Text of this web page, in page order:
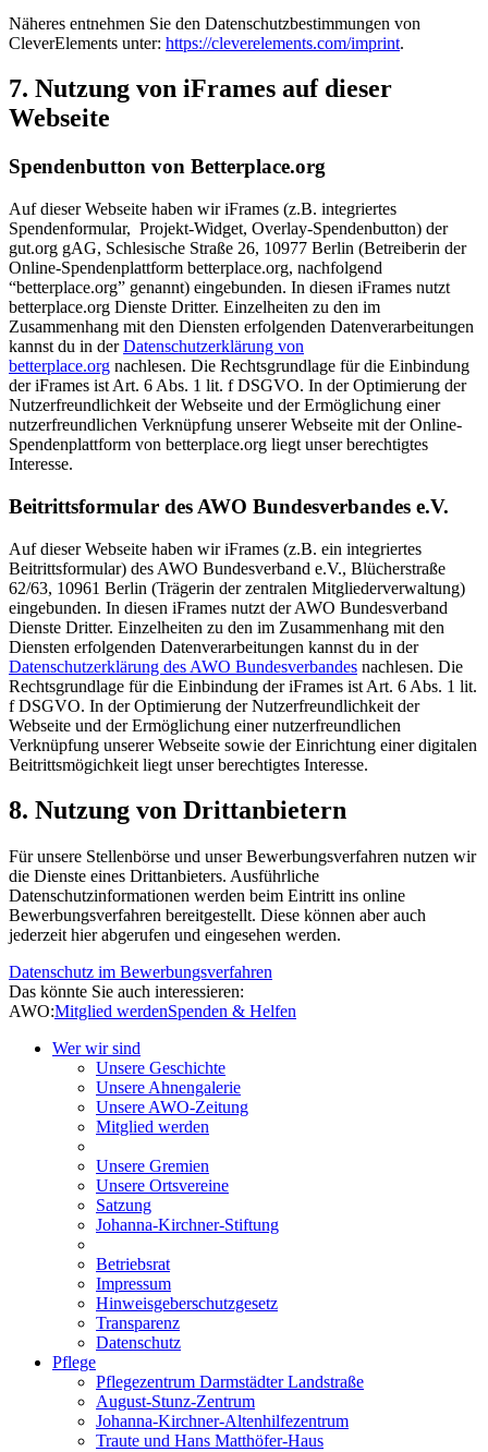
Näheres entnehmen Sie den Datenschutzbestimmungen von
CleverElements unter: https://cleverelements.com/imprint.
7. Nutzung von iFrames auf dieser
Webseite
Spendenbutton von Betterplace.org
Auf dieser Webseite haben wir iFrames (z.B. integriertes
Spendenformular, Projekt-Widget, Overlay-Spendenbutton) der
gut.org gAG, Schlesische Straße 26, 10977 Berlin (Betreiberin der
Online-Spendenplattform betterplace.org, nachfolgend
“betterplace.org” genannt) eingebunden. In diesen iFrames nutzt
betterplace.org Dienste Dritter. Einzelheiten zu den im
Zusammenhang mit den Diensten erfolgenden Datenverarbeitungen
kannst du in derDatenschutzerklärung von
betterplace.org nachlesen. Die Rechtsgrundlage für die Einbindung
der iFrames ist Art. 6 Abs. 1 lit. f DSGVO. In der Optimierung der
Nutzerfreundlichkeit der Webseite und der Ermöglichung einer
nutzerfreundlichen Verknüpfung unserer Webseite mit der Online-
Spendenplattform von betterplace.org liegt unser berechtigtes
Interesse.
Beitrittsformular des AWO Bundesverbandes e.V.
Auf dieser Webseite haben wir iFrames (z.B. ein integriertes
Beitrittsformular) des AWO Bundesverband e.V., Blücherstraße
62/63, 10961 Berlin (Trägerin der zentralen Mitgliederverwaltung)
eingebunden. In diesen iFrames nutzt der AWO Bundesverband
Dienste Dritter. Einzelheiten zu den im Zusammenhang mit den
Diensten erfolgenden Datenverarbeitungen kannst du in der
Datenschutzerklärung des AWO Bundesverbandes nachlesen. Die
Rechtsgrundlage für die Einbindung der iFrames ist Art. 6 Abs. 1 lit.
f DSGVO. In der Optimierung der Nutzerfreundlichkeit der
Webseite und der Ermöglichung einer nutzerfreundlichen
Verknüpfung unserer Webseite sowie der Einrichtung einer digitalen
Beitrittsmögichkeit liegt unser berechtigtes Interesse.
8. Nutzung von Drittanbietern
Für unsere Stellenbörse und unser Bewerbungsverfahren nutzen wir
die Dienste eines Drittanbieters. Ausführliche
Datenschutzinformationen werden beim Eintritt ins online
Bewerbungsverfahren bereitgestellt. Diese können aber auch
jederzeit hier abgerufen und eingesehen werden.
Datenschutz im Bewerbungsverfahren
Das könnte Sie auch interessieren:
AWO:Mitglied werdenSpenden & Helfen
Wer wir sind
Unsere Geschichte
Unsere Ahnengalerie
Unsere AWO-Zeitung
Mitglied werden
Unsere Gremien
Unsere Ortsvereine
Satzung
Johanna-Kirchner-Stiftung
Betriebsrat
Impressum
Hinweisgeberschutzgesetz
Transparenz
Datenschutz
Pflege
Pflegezentrum Darmstädter Landstraße
August-Stunz-Zentrum
Johanna-Kirchner-Altenhilfezentrum
Traute und Hans Matthöfer-Haus